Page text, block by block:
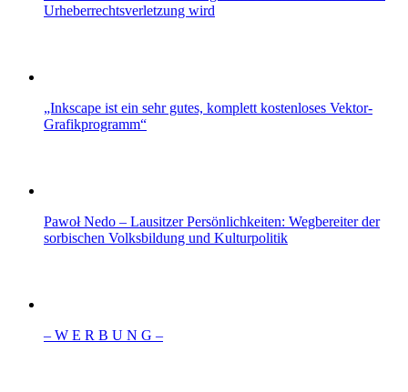
Urheberrechtsverletzung wird
„Inkscape ist ein sehr gutes, komplett kostenloses Vektor-
Grafikprogramm“
Pawoł Nedo – Lausitzer Persönlichkeiten: Wegbereiter der
sorbischen Volksbildung und Kulturpolitik
– W Ε R Β U Ν G –